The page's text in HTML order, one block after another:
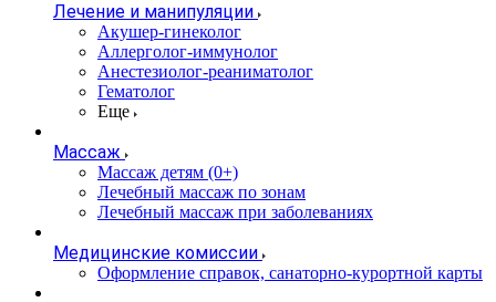
Лечение и манипуляции
Акушер-гинеколог
Аллерголог-иммунолог
Анестезиолог-реаниматолог
Гематолог
Еще
Массаж
Массаж детям (0+)
Лечебный массаж по зонам
Лечебный массаж при заболеваниях
Медицинские комиссии
Оформление справок, санаторно-курортной карты